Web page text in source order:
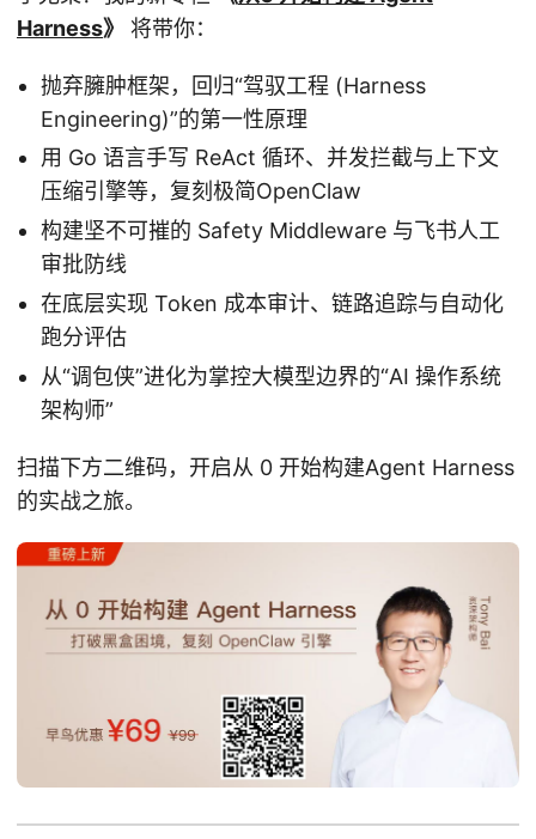
Harness》 将带你：
抛弃臃肿框架，回归“驾驭工程 (Harness
Engineering)”的第一性原理
用 Go 语言手写 ReAct 循环、并发拦截与上下文
压缩引擎等，复刻极简OpenClaw
构建坚不可摧的 Safety Middleware 与飞书人工
审批防线
在底层实现 Token 成本审计、链路追踪与自动化
跑分评估
从“调包侠”进化为掌控大模型边界的“AI 操作系统
架构师”
扫描下方二维码，开启从 0 开始构建Agent Harness
的实战之旅。